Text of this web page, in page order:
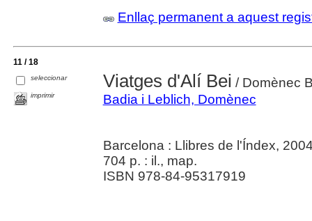
Enllaç permanent a aquest
11 / 18
seleccionar
imprimir
Viatges d'Alí Bei / Domènec
Badia i Leblich, Domènec
Barcelona : Llibres de l'Índex,
704 p. : il., map.
ISBN 978-84-95317919